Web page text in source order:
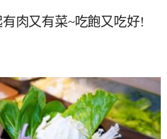
肉又有菜~吃飽又吃好!